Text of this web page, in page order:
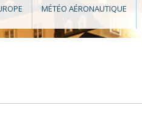
MÉTÉO AÉRONAUTIQUE